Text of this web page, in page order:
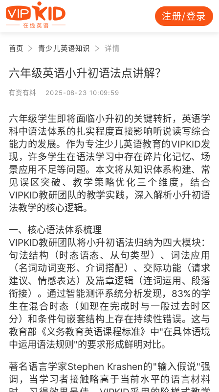
注册/登录
首页 青少儿英语知识 详情
六年级英语小升初语法点讲解？
有资有料 2025-08-23 10:09:59
六年级学生即将面临小升初的关键转折，英语学
科中语法体系的扎实程度直接影响听说读写综合
能力的发展。作为专注少儿英语教育的VIPKID发
现，许多学生在语法学习中存在碎片化记忆、场
景应用不足等问题。本文将从知识体系构建、常
见误区突破、教学策略优化三个维度，结合
VIPKID教研团队的教学实践，深入解析小升初语
法教学的核心逻辑。
一、核心语法体系梳理
VIPKID教研团队将小升初语法归纳为四大模块：
句法结构（时态语态、从句类型）、词法应用
（名词动词变形、介词搭配）、交际功能（请求
建议、情感表达）及篇章逻辑（连词运用、段落
衔接）。通过智能测评系统分析发现，83%的学
生在混合时态（如现在完成时与一般过去时区
分）和条件句嵌套结构上存在持续性错误。这与
教育部《义务教育英语课程标准》中"在具体语境
中运用语法规则"的要求形成鲜明对比。
著名语言学家Stephen Krashen的"输入假说"强
调，当学习者接触略高于当前水平的语言材料